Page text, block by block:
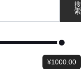
搜
索
¥1000.00